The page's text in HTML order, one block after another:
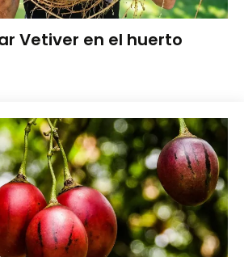
Vetiver en el huerto